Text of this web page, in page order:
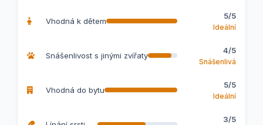
Vhodná k dětem
5/5
Ideální
Snášenlivost s jinými zvířaty
4/5
Snášenlivá
Vhodná do bytu
5/5
Ideální
3/5